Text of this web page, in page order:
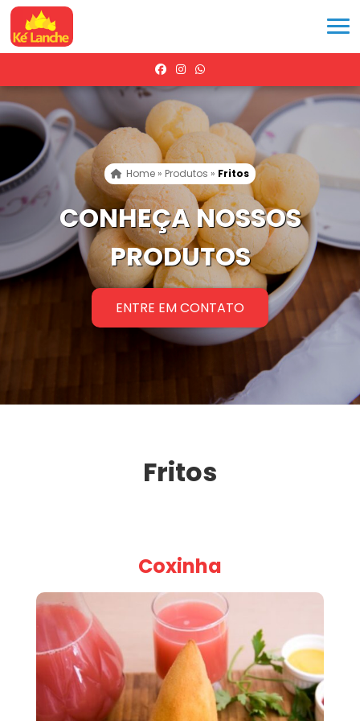
Home » Produtos » Fritos
CONHEÇA NOSSOS
PRODUTOS
ENTRE EM CONTATO
Fritos
Coxinha